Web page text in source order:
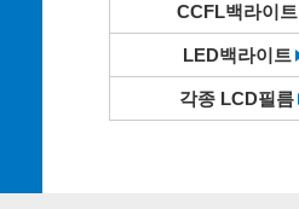
CCFL백라이트
LED백라이트
각종 LCD필름